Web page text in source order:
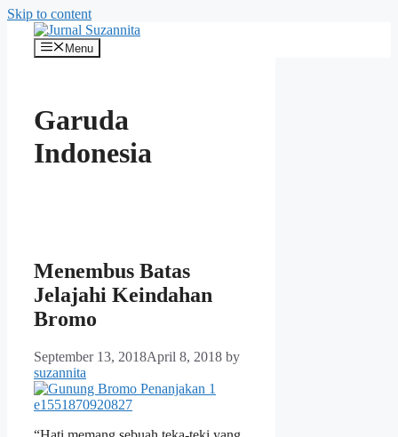
Skip to content
Menu
Garuda
Indonesia
Menembus Batas
Jelajahi Keindahan
Bromo
September 13, 2018April 8, 2018 by
suzannita